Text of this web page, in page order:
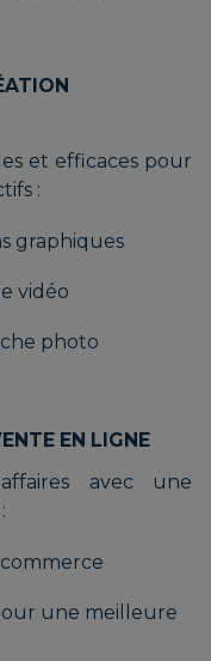
et efficaces pour
:
graphiques
vidéo
photo
EN LIGNE
avec une
une meilleure